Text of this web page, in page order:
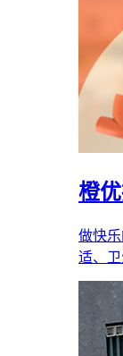
橙
做快
适、